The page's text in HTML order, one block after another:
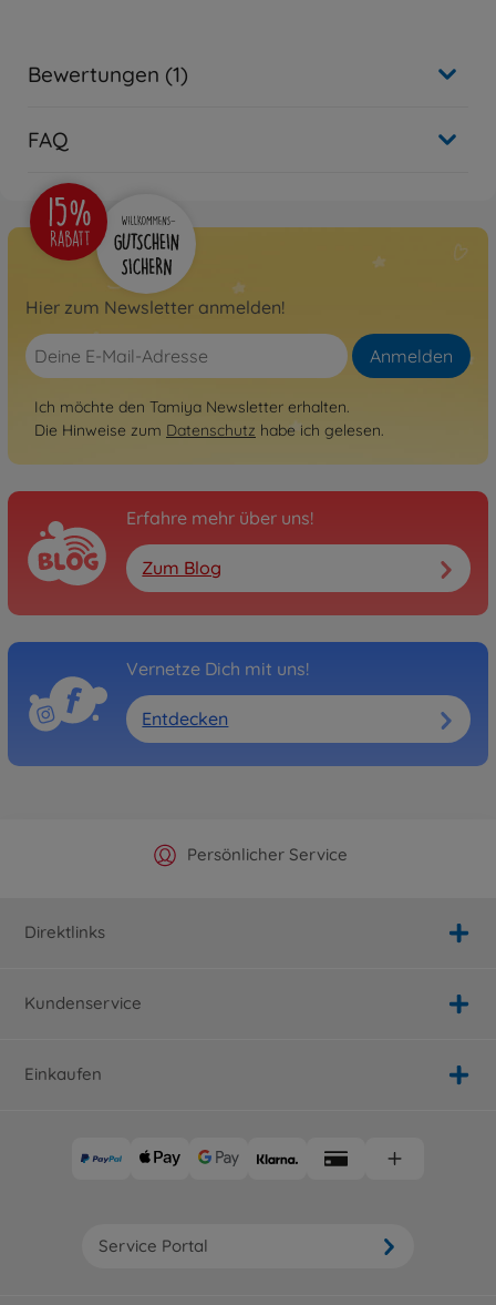
Bewertungen (1)
FAQ
Hier zum Newsletter anmelden!
Anmelden
Ich möchte den Tamiya Newsletter erhalten.
Die Hinweise zum Datenschutz habe ich gelesen.
Erfahre mehr über uns!
Zum Blog
Vernetze Dich mit uns!
Entdecken
Offizieller Hersteller Shop
Persönlicher Service
Versandkostenfrei ab 25€
Schnelle Lieferung
Direktlinks
Kundenservice
Einkaufen
Service Portal